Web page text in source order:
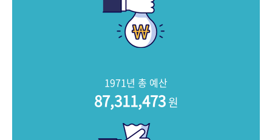
문서 기록물 행정박물
1971년 총 예산
87,311,473원